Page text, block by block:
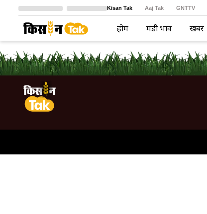
Kisan Tak Aaj Tak GNTTV
Crime Tak Astro Tak
होम मंडी भाव खबरें